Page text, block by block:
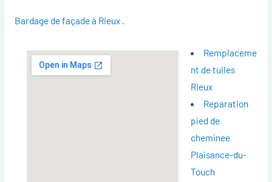
Bardage de façade à Rieux.
Remplaceme
nt de tuiles
Rieux
Reparation
pied de
cheminee
Plaisance-du-
Touch